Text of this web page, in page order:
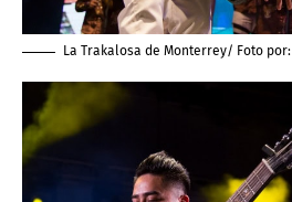
La Trakalosa de Monterrey/ Foto por: